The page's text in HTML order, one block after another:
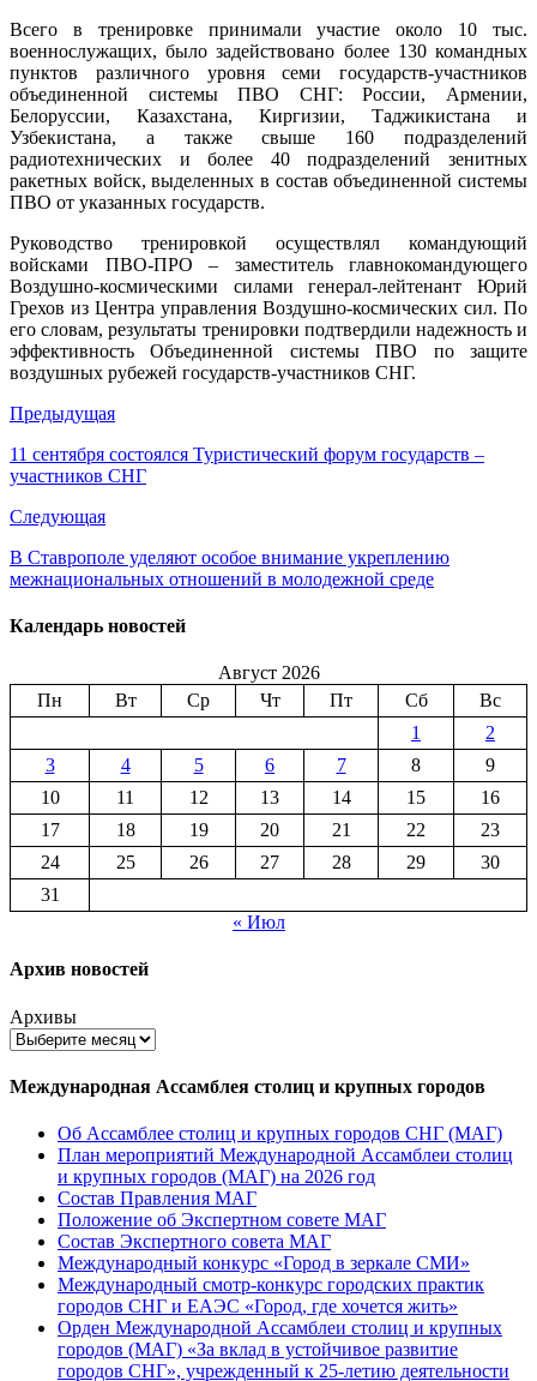
Всего в тренировке принимали участие около 10 тыс.
военнослужащих, было задействовано более 130 командных
пунктов различного уровня семи государств-участников
объединенной системы ПВО СНГ: России, Армении,
Белоруссии, Казахстана, Киргизии, Таджикистана и
Узбекистана, а также свыше 160 подразделений
радиотехнических и более 40 подразделений зенитных
ракетных войск, выделенных в состав объединенной системы
ПВО от указанных государств.
Руководство тренировкой осуществлял командующий
войсками ПВО-ПРО – заместитель главнокомандующего
Воздушно-космическими силами генерал-лейтенант Юрий
Грехов из Центра управления Воздушно-космических сил. По
его словам, результаты тренировки подтвердили надежность и
эффективность Объединенной системы ПВО по защите
воздушных рубежей государств-участников СНГ.
Предыдущая
11 сентября состоялся Туристический форум государств –
участников СНГ
Следующая
В Ставрополе уделяют особое внимание укреплению
межнациональных отношений в молодежной среде
Календарь новостей
Август 2026
Пн
Вт Ср Чт Пт Сб
Вс
1
2
3
4 5 6 7 8
9
10
11 12 13 14 15
16
17
18 19 20 21 22
23
24
25 26 27 28 29
30
31
« Июл
Архив новостей
Архивы
Международная Ассамблея столиц и крупных городов
Об Ассамблее столиц и крупных городов СНГ (МАГ)
План мероприятий Международной Ассамблеи столиц
и крупных городов (МАГ) на 2026 год
Состав Правления МАГ
Положение об Экспертном совете МАГ
Состав Экспертного совета МАГ
Международный конкурс «Город в зеркале СМИ»
Международный смотр-конкурс городских практик
городов СНГ и ЕАЭС «Город, где хочется жить»
Орден Международной Ассамблеи столиц и крупных
городов (МАГ) «За вклад в устойчивое развитие
городов СНГ», учрежденный к 25-летию деятельности